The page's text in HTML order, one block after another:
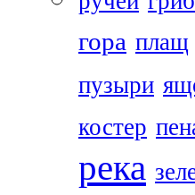
гора плащ
пузыри
костер
река